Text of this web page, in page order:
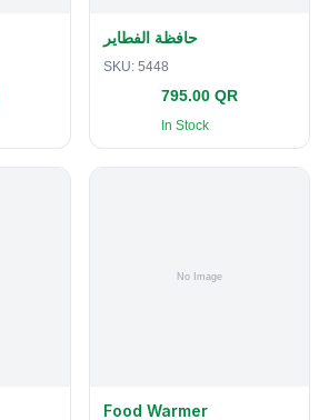
حافظة الفطاير
SKU: 5448
795.00 QR
In Stock
Food Warmer